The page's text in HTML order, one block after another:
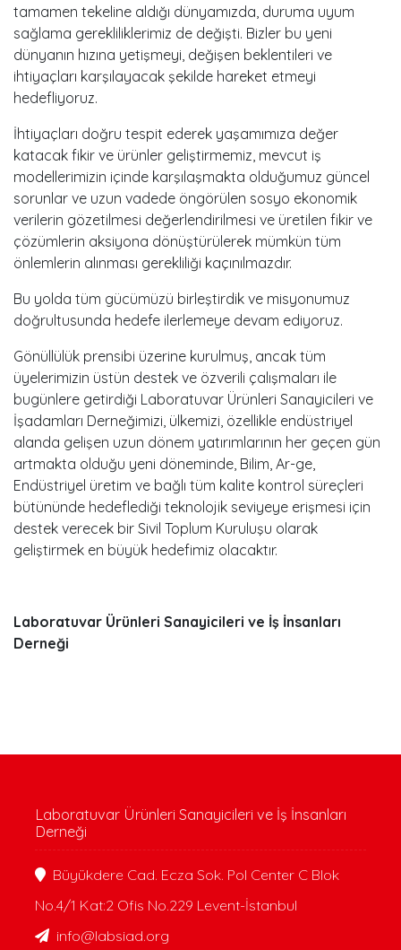
tamamen tekeline aldığı dünyamızda, duruma uyum
sağlama gerekliliklerimiz de değişti. Bizler bu yeni
dünyanın hızına yetişmeyi, değişen beklentileri ve
ihtiyaçları karşılayacak şekilde hareket etmeyi
hedefliyoruz.
İhtiyaçları doğru tespit ederek yaşamımıza değer
katacak fikir ve ürünler geliştirmemiz, mevcut iş
modellerimizin içinde karşılaşmakta olduğumuz güncel
sorunlar ve uzun vadede öngörülen sosyo ekonomik
verilerin gözetilmesi değerlendirilmesi ve üretilen fikir ve
çözümlerin aksiyona dönüştürülerek mümkün tüm
önlemlerin alınması gerekliliği kaçınılmazdır.
Bu yolda tüm gücümüzü birleştirdik ve misyonumuz
doğrultusunda hedefe ilerlemeye devam ediyoruz.
Gönüllülük prensibi üzerine kurulmuş, ancak tüm
üyelerimizin üstün destek ve özverili çalışmaları ile
bugünlere getirdiği Laboratuvar Ürünleri Sanayicileri ve
İşadamları Derneğimizi, ülkemizi, özellikle endüstriyel
alanda gelişen uzun dönem yatırımlarının her geçen gün
artmakta olduğu yeni döneminde, Bilim, Ar-ge,
Endüstriyel üretim ve bağlı tüm kalite kontrol süreçleri
bütününde hedeflediği teknolojik seviyeye erişmesi için
destek verecek bir Sivil Toplum Kuruluşu olarak
geliştirmek en büyük hedefimiz olacaktır.
Laboratuvar Ürünleri Sanayicileri ve İş İnsanları
Derneği
Laboratuvar Ürünleri Sanayicileri ve İş İnsanları
Derneği
Büyükdere Cad. Ecza Sok. Pol Center C Blok
No.4/1 Kat:2 Ofis No.229 Levent-İstanbul
info@labsiad.org